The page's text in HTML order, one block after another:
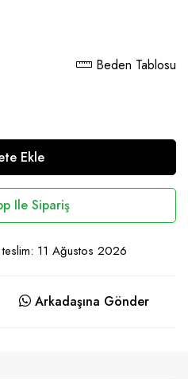
Beden Tablosu
Ekle
Ile Sipariş
11 Ağustos 2026
Arkadaşına Gönder